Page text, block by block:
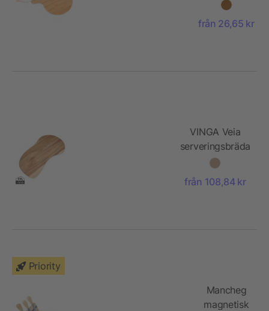
från 26,65 kr
VINGA Veia
serveringsbräda
M
från 108,84 kr
Priority
Mancheg
magnetisk